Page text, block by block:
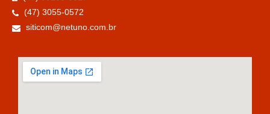
(47) 3055-0572
siticom@netuno.com.br